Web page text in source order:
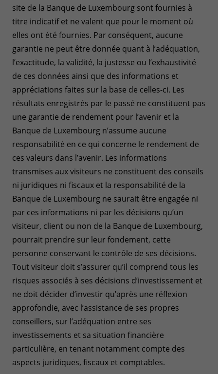
site de la Banque de Luxembourg sont fournies à
titre indicatif et ne valent que pour le moment où
elles ont été fournies. Par conséquent, aucune
garantie ne peut être donnée quant à l’adéquation,
l’exactitude, la validité, la justesse ou l’exhaustivité
de ces données ainsi que des informations et
appréciations faites sur la base de celles-ci. Les
résultats enregistrés par le passé ne constituent pas
une garantie de rendement pour l’avenir et la
Banque de Luxembourg n’assume aucune
responsabilité en ce qui concerne le rendement de
ces valeurs dans l’avenir. Les informations
transmises aux visiteurs ne constituent des conseils
ni juridiques ni fiscaux et la responsabilité de la
Banque de Luxembourg ne saurait être engagée ni
par ces informations ni par les décisions qu’un
visiteur, client ou non de la Banque de Luxembourg,
pourrait prendre sur leur fondement, cette
personne conservant le contrôle de ses décisions.
Tout visiteur doit s’assurer qu’il comprend tous les
risques associés à ses décisions d’investissement et
ne doit décider d’investir qu’après une réflexion
approfondie, avec l’assistance de ses propres
conseillers, sur l’adéquation entre ses
investissements et sa situation financière
particulière, en tenant notamment compte des
aspects juridiques, fiscaux et comptables.